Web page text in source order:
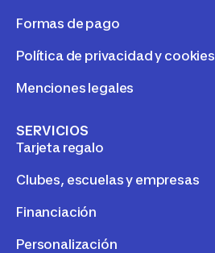
Formas de pago
Política de privacidad y cookies
Menciones legales
SERVICIOS
Tarjeta regalo
Clubes, escuelas y empresas
Financiación
Personalización